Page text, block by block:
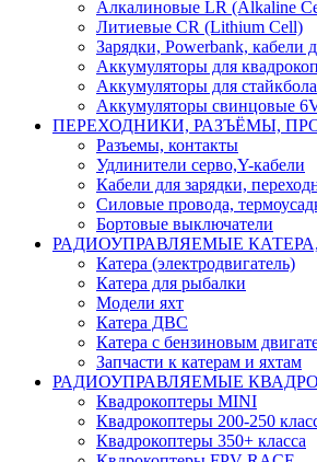
Алкалиновые LR (Alkaline
Литиевые CR (Lithium Сell)
Зарядки, Powerbank, кабели
Аккумуляторы для
Аккумуляторы для стайкбола
Аккумуляторы свинцовые
ПЕРЕХОДНИКИ, РАЗЪЁМЫ,
Разъемы, контакты
Удлинители серво,Y-кабели
Кабели для зарядки,
Силовые провода,
Бортовые выключатели
РАДИОУПРАВЛЯЕМЫЕ
Катера (электродвигатель)
Катера для рыбалки
Модели яхт
Катера ДВС
Катера с бензиновым
Запчасти к катерам и яхтам
РАДИОУПРАВЛЯЕМЫЕ
Квадрокоптеры MINI
Квадрокоптеры 200-250
Квадрокоптеры 350+ класса